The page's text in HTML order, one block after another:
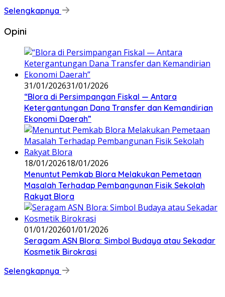
Selengkapnya
Opini
31/01/202631/01/2026
‎“Blora di Persimpangan Fiskal — Antara
Ketergantungan Dana Transfer dan Kemandirian
Ekonomi Daerah”
18/01/202618/01/2026
‎Menuntut Pemkab Blora Melakukan Pemetaan
Masalah Terhadap Pembangunan Fisik Sekolah
Rakyat Blora
01/01/202601/01/2026
‎Seragam ASN Blora: Simbol Budaya atau Sekadar
Kosmetik Birokrasi
Selengkapnya